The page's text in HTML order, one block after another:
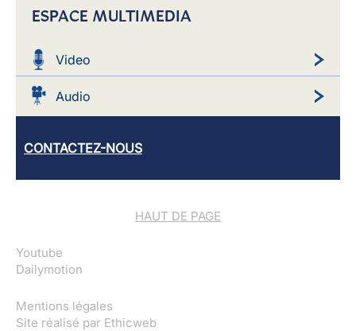
ESPACE MULTIMEDIA
Video
Audio
CONTACTEZ-NOUS
HAUT DE PAGE
Youtube
Dailymotion
Mentions légales
Site réalisé par Ethicweb